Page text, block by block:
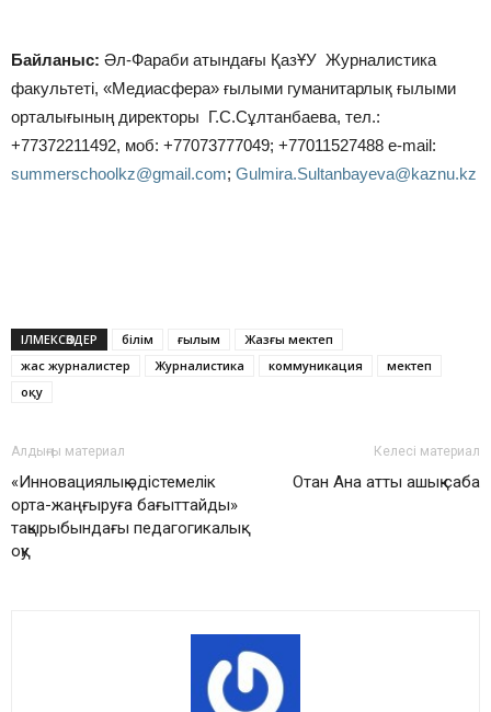
Байланыс: Әл-Фараби атындағы ҚазҰУ Журналистика
факультеті, «Медиасфера» ғылыми гуманитарлық ғылыми
орталығының директоры Г.С.Сұлтанбаева, тел.:
+77372211492, моб: +77073777049; +77011527488 e-mail:
summerschoolkz@gmail.com; Gulmira.Sultanbayeva@kaznu.kz
ІЛМЕКСӨЗДЕР білім ғылым
Жазғы мектеп
жас журналистер
Журналистика коммуникация
мектеп
оқу
Алдыңғы материал
«Инновациялық әдістемелік
орта-жаңғыруға бағыттайды»
тақырыбындағы педагогикалық
оқу
Келесі материал
Отан Ана атты ашық сабақ